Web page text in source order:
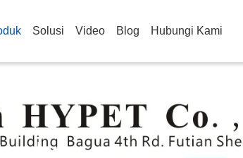
Solusi Video Blog Hubungi Kami